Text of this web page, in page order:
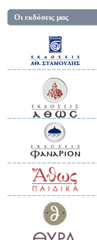
Οι εκδόσεις μας